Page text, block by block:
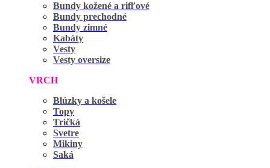
Bundy kožené a rifľové
Bundy prechodné
Bundy zimné
Kabáty
Vesty
Vesty oversize
VRCH
Blúzky a košele
Topy
Tričká
Svetre
Mikiny
Saká